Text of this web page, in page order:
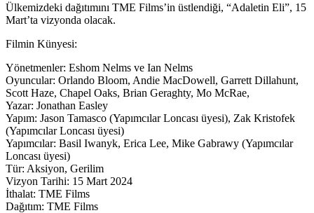
Ülkemizdeki dağıtımını TME Films’in üstlendiği, “Adaletin Eli”, 15
Mart’ta vizyonda olacak.
Filmin Künyesi:
Yönetmenler: Eshom Nelms ve Ian Nelms
Oyuncular: Orlando Bloom, Andie MacDowell, Garrett Dillahunt,
Scott Haze, Chapel Oaks, Brian Geraghty, Mo McRae,
Yazar: Jonathan Easley
Yapım: Jason Tamasco (Yapımcılar Loncası üyesi), Zak Kristofek
(Yapımcılar Loncası üyesi)
Yapımcılar: Basil Iwanyk, Erica Lee, Mike Gabrawy (Yapımcılar
Loncası üyesi)
Tür: Aksiyon, Gerilim
Vizyon Tarihi: 15 Mart 2024
İthalat: TME Films
Dağıtım: TME Films